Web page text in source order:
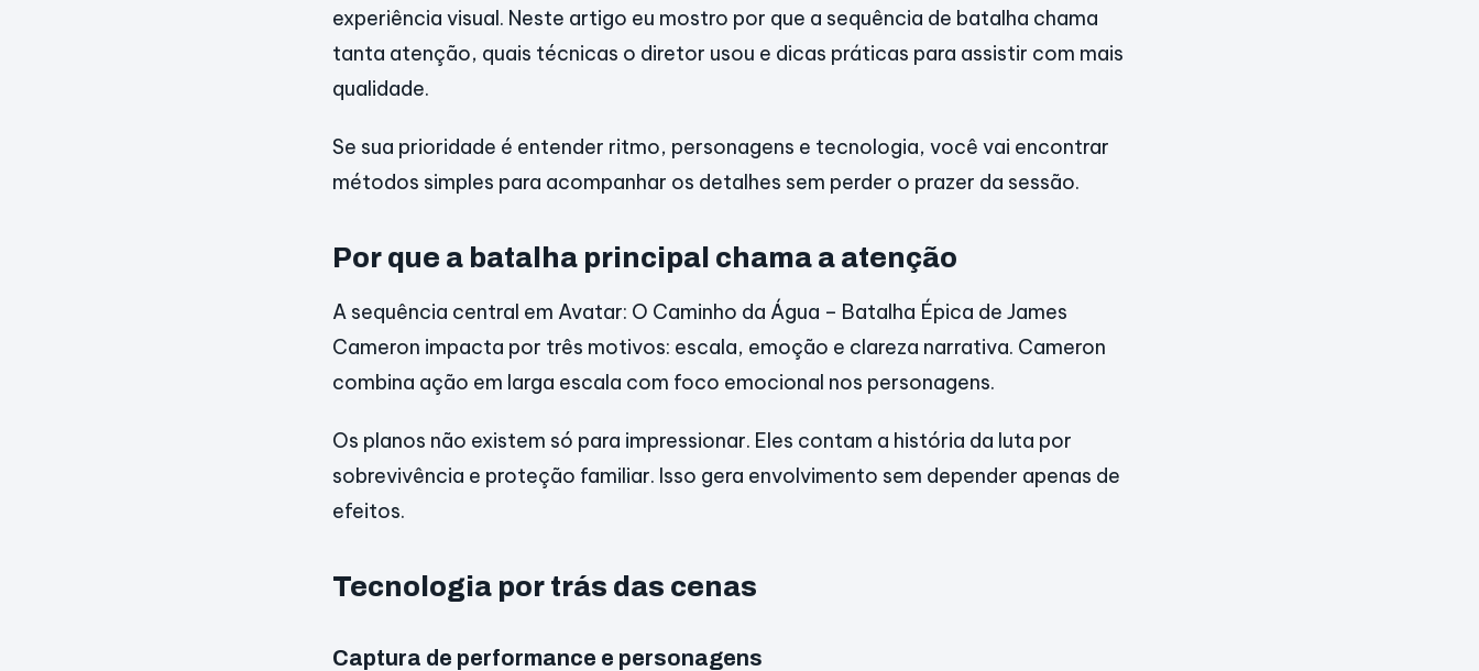
experiência visual. Neste artigo eu mostro por que a sequência de batalha chama
tanta atenção, quais técnicas o diretor usou e dicas práticas para assistir com mais
qualidade.
Se sua prioridade é entender ritmo, personagens e tecnologia, você vai encontrar
métodos simples para acompanhar os detalhes sem perder o prazer da sessão.
Por que a batalha principal chama a atenção
A sequência central em Avatar: O Caminho da Água – Batalha Épica de James
Cameron impacta por três motivos: escala, emoção e clareza narrativa. Cameron
combina ação em larga escala com foco emocional nos personagens.
Os planos não existem só para impressionar. Eles contam a história da luta por
sobrevivência e proteção familiar. Isso gera envolvimento sem depender apenas de
efeitos.
Tecnologia por trás das cenas
Captura de performance e personagens